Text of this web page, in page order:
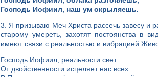
Господь Иофиил, наш ум окрыляешь.
3. Я призываю Меч Христа рассечь завесу и
старому умереть, захотят постоянства в
имеют связи с реальностью и вибрацией
Господь Иофиил, реальности свет
От двойственности исцеляет нас всех.